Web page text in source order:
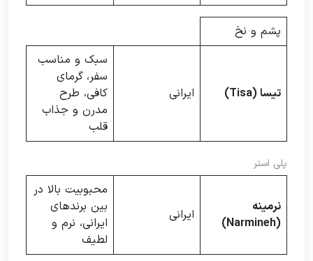
پشم و نخ
تیسا (Tisa) ایرانی
سبک و مناسب
سفر، گرمای
کافی، طرح
مدرن و جذاب
قلب
پلی استر
نرمینه
(Narmineh)
ایرانی
محبوبیت بالا در
بین برندهای
ایرانی، نرم و
لطیف